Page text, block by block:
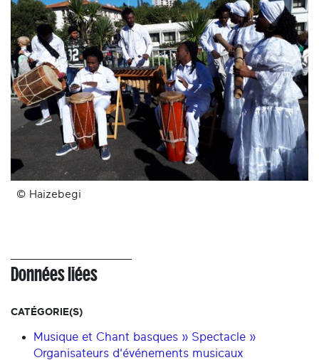
© Haizebegi
Données liées
CATÉGORIE(S)
Musique et Chant basques » Spectacle »
Organisateurs d'événements musicaux